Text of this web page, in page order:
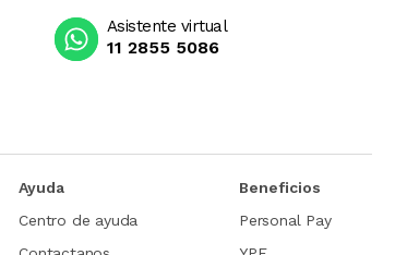
Asistente virtual
11 2855 5086
Ayuda
Centro de ayuda
Beneficios
Personal Pay